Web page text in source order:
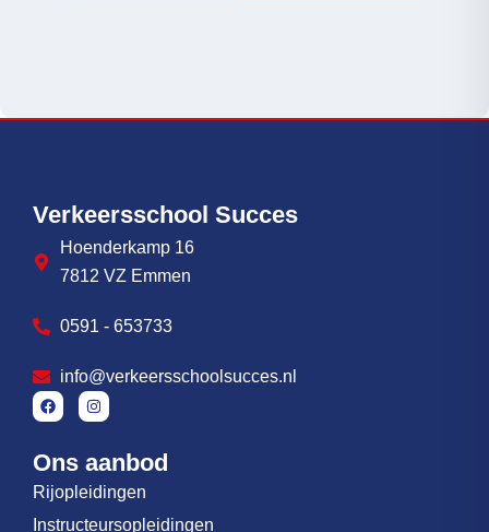
Verkeersschool Succes
Hoenderkamp 16
7812 VZ Emmen
0591 - 653733
info@verkeersschoolsucces.nl
Ons aanbod
Rijopleidingen
Instructeursopleidingen